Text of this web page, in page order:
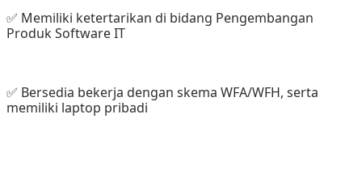
✅ Memiliki ketertarikan di bidang Pengembangan
Produk Software IT
✅ Bersedia bekerja dengan skema WFA/WFH, serta
memiliki laptop pribadi